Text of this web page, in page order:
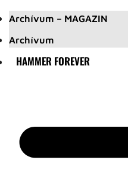
Archívum – MAGAZIN
Archívum
HAMMER FOREVER